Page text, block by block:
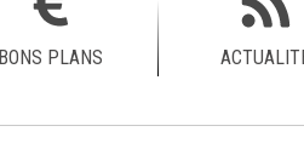
BONS PLANS